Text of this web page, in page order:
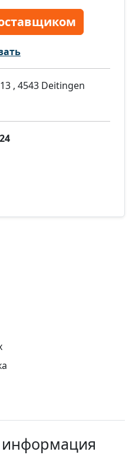
, 4543 Deitingen